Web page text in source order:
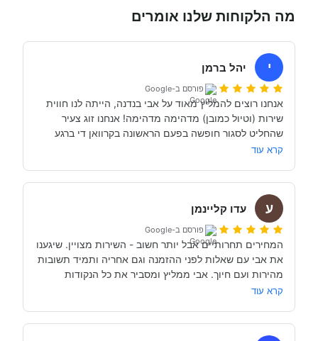
מה הלקוחות שלנו אומרים
י יהל ברמן
פורסם ב-Google
היה זמין לכל שאלה, לפני ובמהלך השהות שלנו (וכמעט ולא
השכרנו את הקרוואן בדורטמונד, בגרמניה- קיבלנו את האוטו
קרא עוד
ע עדו קליינמן
פורסם ב-Google
קרא עוד